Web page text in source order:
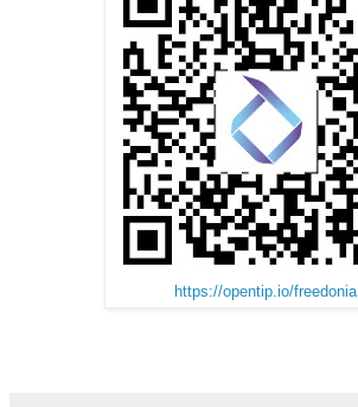
https://opentip.io/freedonia